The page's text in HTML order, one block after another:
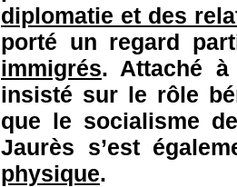
diplomatie et des
porté un regard
immigrés. Attaché à
insisté sur le rôle
que le socialisme
Jaurès s’est
physique.